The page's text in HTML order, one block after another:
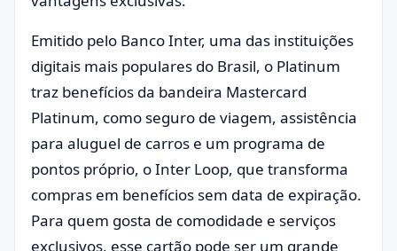
Emitido pelo Banco Inter, uma das instituições
digitais mais populares do Brasil, o Platinum
traz benefícios da bandeira Mastercard
Platinum, como seguro de viagem, assistência
para aluguel de carros e um programa de
pontos próprio, o Inter Loop, que transforma
compras em benefícios sem data de expiração.
Para quem gosta de comodidade e serviços
exclusivos, esse cartão pode ser um grande